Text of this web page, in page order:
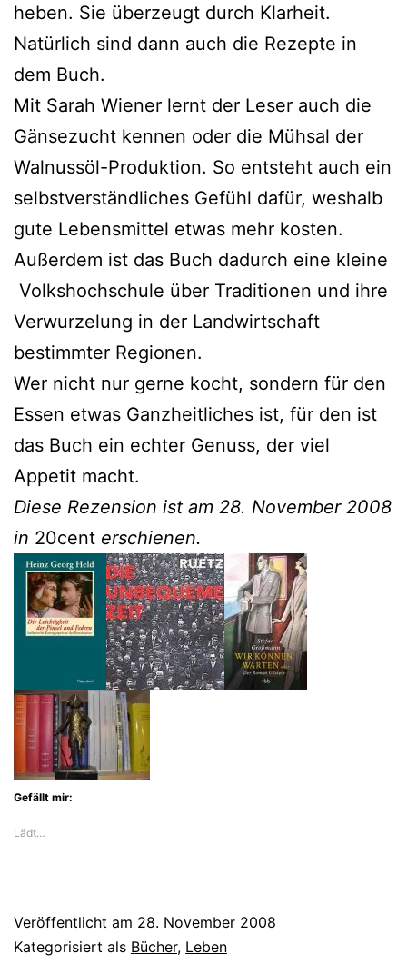
heben. Sie überzeugt durch Klarheit.
Natürlich sind dann auch die Rezepte in
dem Buch.
Mit Sarah Wiener lernt der Leser auch die
Gänsezucht kennen oder die Mühsal der
Walnussöl-Produktion. So entsteht auch ein
selbstverständliches Gefühl dafür, weshalb
gute Lebensmittel etwas mehr kosten.
Außerdem ist das Buch dadurch eine kleine
Volkshochschule über Traditionen und ihre
Verwurzelung in der Landwirtschaft
bestimmter Regionen.
Wer nicht nur gerne kocht, sondern für den
Essen etwas Ganzheitliches ist, für den ist
das Buch ein echter Genuss, der viel
Appetit macht.
Diese Rezension ist am 28. November 2008
in 20cent erschienen.
Gefällt mir:
Lädt…
Veröffentlicht am 28. November 2008
Kategorisiert als Bücher, Leben